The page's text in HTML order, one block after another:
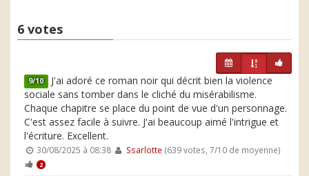
6 votes
9/10 J'ai adoré ce roman noir qui décrit bien la violence
sociale sans tomber dans le cliché du misérabilisme.
Chaque chapitre se place du point de vue d'un personnage.
C'est assez facile à suivre. J'ai beaucoup aimé l'intrigue et
l'écriture. Excellent.
30/08/2025 à 08:38 Ssarlotte (639 votes, 7/10 de moyenne)
2